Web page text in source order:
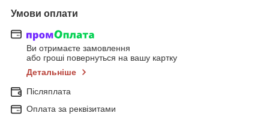
Умови оплати
Ви отримаєте замовлення
або гроші повернуться на вашу картку
Детальніше
Післяплата
Оплата за реквізитами